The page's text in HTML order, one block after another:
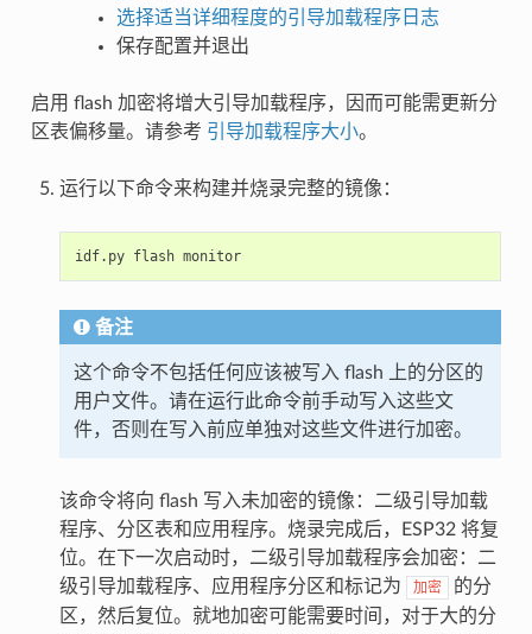
选择适当详细程度的引导加载程序日志
保存配置并退出
启用 flash 加密将增大引导加载程序，因而可能需更新分
区表偏移量。请参考 引导加载程序大小。
运行以下命令来构建并烧录完整的镜像：
idf.py flash monitor
备注
这个命令不包括任何应该被写入 flash 上的分区的
用户文件。请在运行此命令前手动写入这些文
件，否则在写入前应单独对这些文件进行加密。
该命令将向 flash 写入未加密的镜像：二级引导加载
程序、分区表和应用程序。烧录完成后，ESP32 将复
位。在下一次启动时，二级引导加载程序会加密：二
级引导加载程序、应用程序分区和标记为
加密
的分
区，然后复位。就地加密可能需要时间，对于大的分